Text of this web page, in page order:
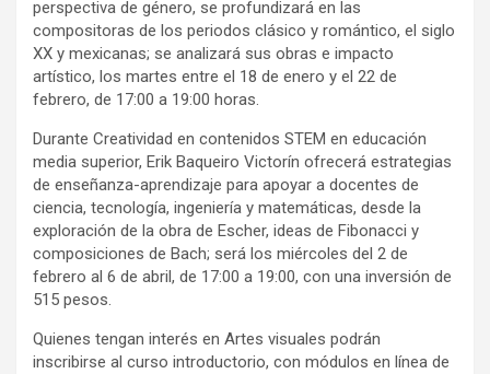
perspectiva de género, se profundizará en las
compositoras de los periodos clásico y romántico, el siglo
XX y mexicanas; se analizará sus obras e impacto
artístico, los martes entre el 18 de enero y el 22 de
febrero, de 17:00 a 19:00 horas.
Durante Creatividad en contenidos STEM en educación
media superior, Erik Baqueiro Victorín ofrecerá estrategias
de enseñanza-aprendizaje para apoyar a docentes de
ciencia, tecnología, ingeniería y matemáticas, desde la
exploración de la obra de Escher, ideas de Fibonacci y
composiciones de Bach; será los miércoles del 2 de
febrero al 6 de abril, de 17:00 a 19:00, con una inversión de
515 pesos.
Quienes tengan interés en Artes visuales podrán
inscribirse al curso introductorio, con módulos en línea de